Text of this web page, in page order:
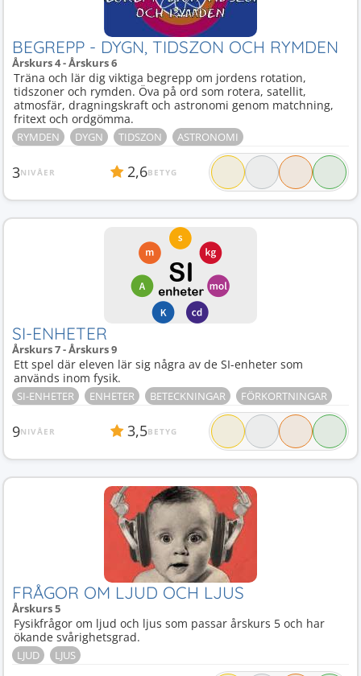
BEGREPP - DYGN, TIDSZON OCH RYMDEN
Årskurs 4 - Årskurs 6
Träna och lär dig viktiga begrepp om jordens rotation,
tidszoner och rymden. Öva på ord som rotera, satellit,
atmosfär, dragningskraft och astronomi genom matchning,
fritext och ordgömma.
RYMDEN DYGN TIDSZON ASTRONOMI
3NIVÅER 2,6BETYG
SI-ENHETER
Årskurs 7 - Årskurs 9
Ett spel där eleven lär sig några av de SI-enheter som
används inom fysik.
SI-ENHETER ENHETER BETECKNINGAR FÖRKORTNINGAR
9NIVÅER 3,5BETYG
FRÅGOR OM LJUD OCH LJUS
Årskurs 5
Fysikfrågor om ljud och ljus som passar årskurs 5 och har
ökande svårighetsgrad.
LJUD LJUS